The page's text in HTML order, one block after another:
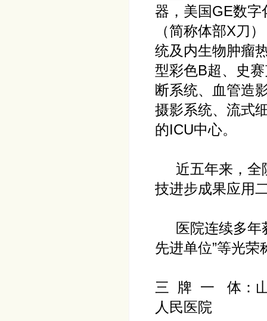
器，美国GE数
（简称体部X刀
统及内生物肿瘤
型彩色B超、史
断系统、血管造
摄影系统、流式
的ICU中心。
近五年来，全
技进步成果应用
医院连续多年
先进单位”等光荣
三 牌 一 体：山
人民医院